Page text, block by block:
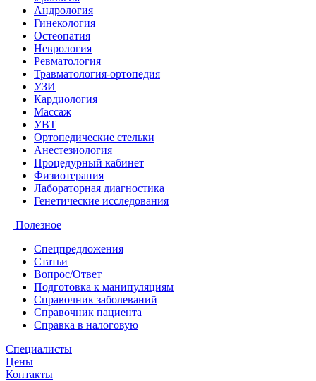
Андрология
Гинекология
Остеопатия
Неврология
Ревматология
Травматология-ортопедия
УЗИ
Кардиология
Массаж
УВТ
Ортопедические стельки
Анестезиология
Процедурный кабинет
Физиотерапия
Лабораторная диагностика
Генетические исследования
Полезное
Спецпредложения
Статьи
Вопрос/Ответ
Подготовка к манипуляциям
Справочник заболеваний
Справочник пациента
Справка в налоговую
Специалисты
Цены
Контакты